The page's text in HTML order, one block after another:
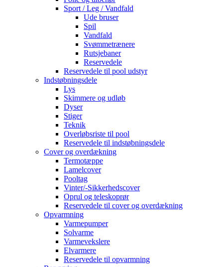
Sport / Leg / Vandfald
Ude bruser
Spil
Vandfald
Svømmetrænere
Rutsjebaner
Reservedele
Reservedele til pool udstyr
Indstøbningsdele
Lys
Skimmere og udløb
Dyser
Stiger
Teknik
Overløbsriste til pool
Reservedele til indstøbningsdele
Cover og overdækning
Termotæppe
Lamelcover
Pooltag
Vinter/-Sikkerhedscover
Oprul og teleskoprør
Reservedele til cover og overdækning
Opvarmning
Varmepumper
Solvarme
Varmevekslere
Elvarmere
Reservedele til opvarmning